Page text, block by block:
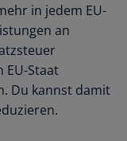
in jedem EU-
an
EU-Staat
Du kannst damit